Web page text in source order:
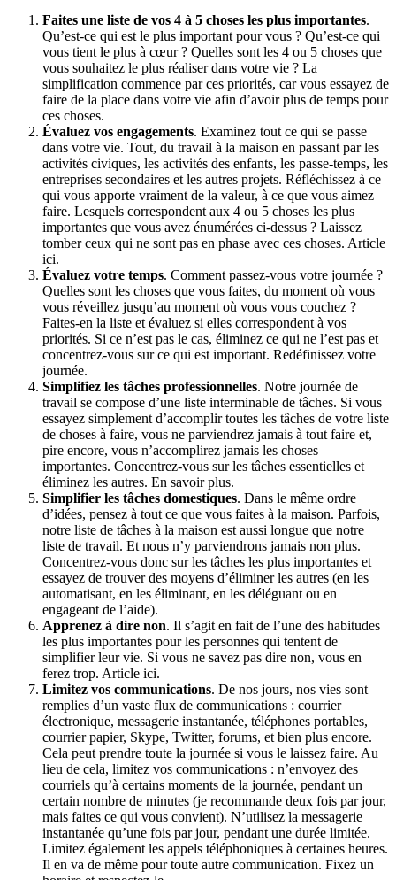
Faites une liste de vos 4 à 5 choses les plus importantes.
Qu’est-ce qui est le plus important pour vous ? Qu’est-ce qui
vous tient le plus à cœur ? Quelles sont les 4 ou 5 choses que
vous souhaitez le plus réaliser dans votre vie ? La
simplification commence par ces priorités, car vous essayez de
faire de la place dans votre vie afin d’avoir plus de temps pour
ces choses.
Évaluez vos engagements. Examinez tout ce qui se passe
dans votre vie. Tout, du travail à la maison en passant par les
activités civiques, les activités des enfants, les passe-temps, les
entreprises secondaires et les autres projets. Réfléchissez à ce
qui vous apporte vraiment de la valeur, à ce que vous aimez
faire. Lesquels correspondent aux 4 ou 5 choses les plus
importantes que vous avez énumérées ci-dessus ? Laissez
tomber ceux qui ne sont pas en phase avec ces choses. Article
ici.
Évaluez votre temps. Comment passez-vous votre journée ?
Quelles sont les choses que vous faites, du moment où vous
vous réveillez jusqu’au moment où vous vous couchez ?
Faites-en la liste et évaluez si elles correspondent à vos
priorités. Si ce n’est pas le cas, éliminez ce qui ne l’est pas et
concentrez-vous sur ce qui est important. Redéfinissez votre
journée.
Simplifiez les tâches professionnelles. Notre journée de
travail se compose d’une liste interminable de tâches. Si vous
essayez simplement d’accomplir toutes les tâches de votre liste
de choses à faire, vous ne parviendrez jamais à tout faire et,
pire encore, vous n’accomplirez jamais les choses
importantes. Concentrez-vous sur les tâches essentielles et
éliminez les autres. En savoir plus.
Simplifier les tâches domestiques. Dans le même ordre
d’idées, pensez à tout ce que vous faites à la maison. Parfois,
notre liste de tâches à la maison est aussi longue que notre
liste de travail. Et nous n’y parviendrons jamais non plus.
Concentrez-vous donc sur les tâches les plus importantes et
essayez de trouver des moyens d’éliminer les autres (en les
automatisant, en les éliminant, en les déléguant ou en
engageant de l’aide).
Apprenez à dire non. Il s’agit en fait de l’une des habitudes
les plus importantes pour les personnes qui tentent de
simplifier leur vie. Si vous ne savez pas dire non, vous en
ferez trop. Article ici.
Limitez vos communications. De nos jours, nos vies sont
remplies d’un vaste flux de communications : courrier
électronique, messagerie instantanée, téléphones portables,
courrier papier, Skype, Twitter, forums, et bien plus encore.
Cela peut prendre toute la journée si vous le laissez faire. Au
lieu de cela, limitez vos communications : n’envoyez des
courriels qu’à certains moments de la journée, pendant un
certain nombre de minutes (je recommande deux fois par jour,
mais faites ce qui vous convient). N’utilisez la messagerie
instantanée qu’une fois par jour, pendant une durée limitée.
Limitez également les appels téléphoniques à certaines heures.
Il en va de même pour toute autre communication. Fixez un